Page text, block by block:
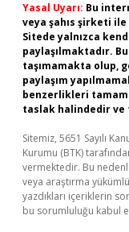
Yasal Uyarı: Bu
veya şahıs şirketi
Sitede yalnızca
paylaşılmaktadır.
taşımamakta olup,
paylaşım
benzerlikleri
taslak halindedir ve
Sitemiz, 5651 Sayılı
Kurumu (BTK)
vermektedir. Bu
veya araştırma
yazdıkları içeriklerin
bu sorumluluğu kabul